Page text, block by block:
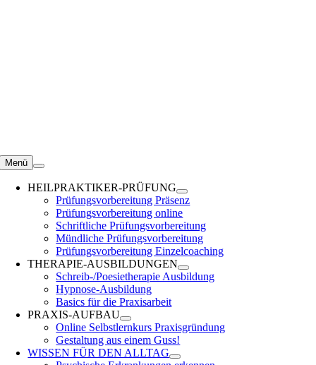
Menü
HEILPRAKTIKER-PRÜFUNG
Prüfungsvorbereitung Präsenz
Prüfungsvorbereitung online
Schriftliche Prüfungsvorbereitung
Mündliche Prüfungsvorbereitung
Prüfungsvorbereitung Einzelcoaching
THERAPIE-AUSBILDUNGEN
Schreib-/Poesietherapie Ausbildung
Hypnose-Ausbildung
Basics für die Praxisarbeit
PRAXIS-AUFBAU
Online Selbstlernkurs Praxisgründung
Gestaltung aus einem Guss!
WISSEN FÜR DEN ALLTAG